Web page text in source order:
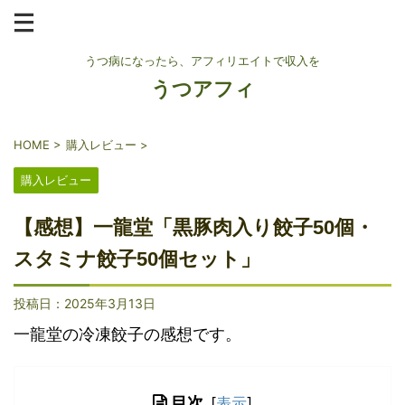
うつ病になったら、アフィリエイトで収入を
うつアフィ
HOME > 購入レビュー >
購入レビュー
【感想】一龍堂「黒豚肉入り餃子50個・
スタミナ餃子50個セット」
投稿日： 2025年3月13日
一龍堂の冷凍餃子の感想です。